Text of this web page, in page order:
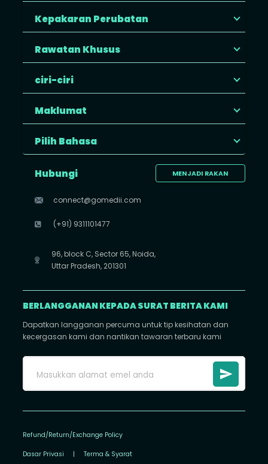
Kepakaran Perubatan
Rawatan Khusus
ciri-ciri
Maklumat
Pilih Bahasa
MENJADI RAKAN
Hubungi
connect@gomedii.com
(+91) 9311101477
96, block C, Sector 65, Noida,
Uttar Pradesh, 201301
BERLANGGANAN KEPADA SURAT BERITA KAMI
Dapatkan langganan percuma untuk tip kesihatan dan
kecergasan kami dan nantikan tawaran terbaru kami
Refund/Return/Exchange Policy
Dasar Privasi | Terma & Syarat